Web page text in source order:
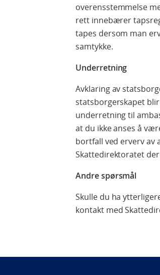
overensstemmelse
rett innebærer
tapes dersom man
samtykke.
Underretning
Avklaring av
statsborgerskapet
underretning til
at du ikke anses å
bortfall ved erverv av
Skattedirektoratet
Andre spørsmål
Skulle du ha
kontakt med